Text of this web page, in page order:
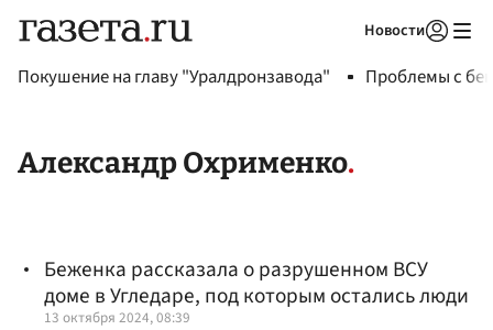
Новости
Покушение на главу "Уралдронзавода" Проблемы с
Александр Охрименко
Беженка рассказала о разрушенном ВСУ
доме в Угледаре, под которым остались люди
13 октября 2024, 08:39